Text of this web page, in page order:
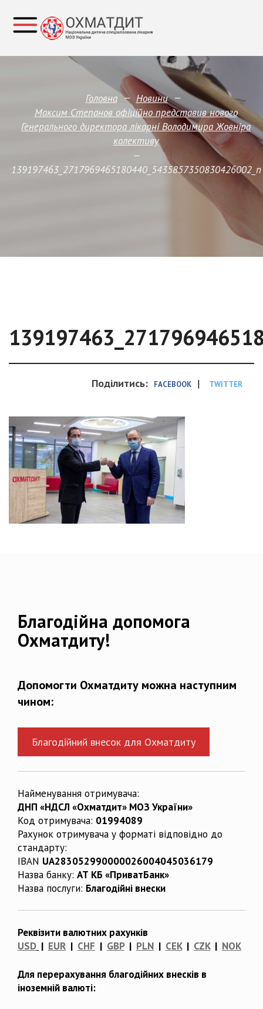
Головна — Новини —
Максим Степанов офіційно представив нового
Генерального директора лікарні Володимира Жовніра
колективу
—
139197463_2717969465180440_5435857350830426002_n
Поділитись: FACEBOOK | TWITTER
Благодійна допомога
Охматдиту!
Допомогти Охматдиту можна наступним
чином:
Благодійний внесок для Охматдиту
Найменування отримувача:
ДНП «НДСЛ «Охматдит» МОЗ України»
Код отримувача: 01994089
Рахунок отримувача у форматі відповідно до
стандарту:
IBAN UA283052990000026004045036179
Назва банку: АТ КБ «ПриватБанк»
Назва послуги: Благодійні внески
Реквізити валютних рахунків
USD | EUR | CHF | GBP| PLN | CEK| CZK| NOK
Для перерахування благодійних внесків в
іноземній валюті: